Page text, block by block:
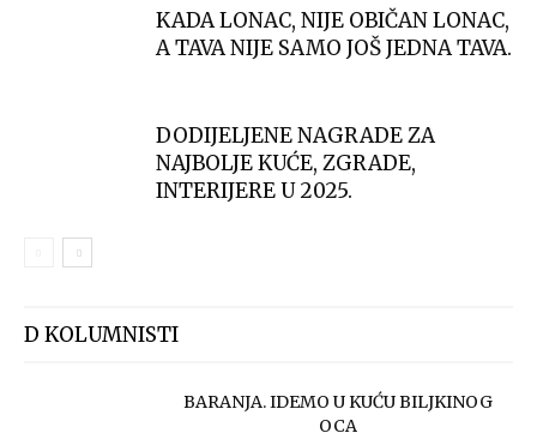
KADA LONAC, NIJE OBIČAN LONAC,
A TAVA NIJE SAMO JOŠ JEDNA TAVA.
DODIJELJENE NAGRADE ZA
NAJBOLJE KUĆE, ZGRADE,
INTERIJERE U 2025.
D KOLUMNISTI
BARANJA. IDEMO U KUĆU BILJKINOG
OCA